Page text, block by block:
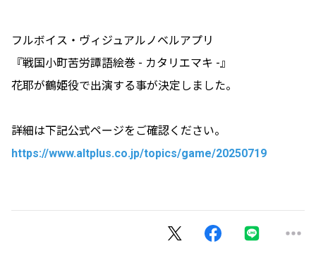
フルボイス・ヴィジュアルノベルアプリ
『戦国小町苦労譚語絵巻 - カタリエマキ -』
花耶が鶴姫役で出演する事が決定しました。
詳細は下記公式ページをご確認ください。
https://www.altplus.co.jp/topics/game/20250719